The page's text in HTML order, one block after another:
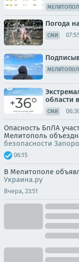
Погода
СМИ
области
СМИ
Опасность БпЛА
Мелитополь
безопасности
06:15
В Мелитополе
Украина.ру
Вчера, 23:51